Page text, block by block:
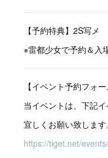
【予約特典】2S写メ
※雷都少女で予約＆入
【イベント予約フォー
当イベントは、下記
宜しくお願い致します。
https://tiget.net/